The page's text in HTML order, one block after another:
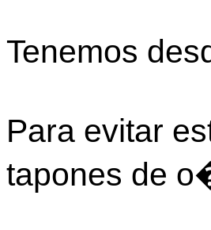
Tenemos
Para evitar
tapones de